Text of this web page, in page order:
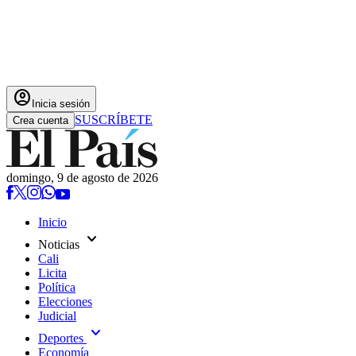
account_circle Inicia sesión
Crea cuenta SUSCRÍBETE
domingo, 9 de agosto de 2026
Inicio
Noticias expand_more
Cali
Licita
Política
Elecciones
Judicial
Deportes expand_more
Economía